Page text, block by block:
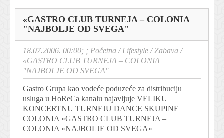
«GASTRO CLUB TURNEJA – COLONIA
"NAJBOLJE OD SVEGA"
18.07.2006. 00:00; ; Početna /Lifestyle /Zabava /
«GASTRO CLUB TURNEJA – COLONIA
"NAJBOLJE OD SVEGA"
Gastro Grupa kao vodeće poduzeće za distribuciju
usluga u HoReCa kanalu najavljuje VELIKU
KONCERTNU TURNEJU DANCE SKUPINE
COLONIA «GASTRO CLUB TURNEJA –
COLONIA «NAJBOLJE OD SVEGA»